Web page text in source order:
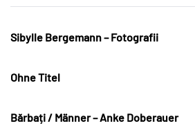
Sibylle Bergemann – Fotografii
Ohne Titel
Bărbați / Männer – Anke Doberauer